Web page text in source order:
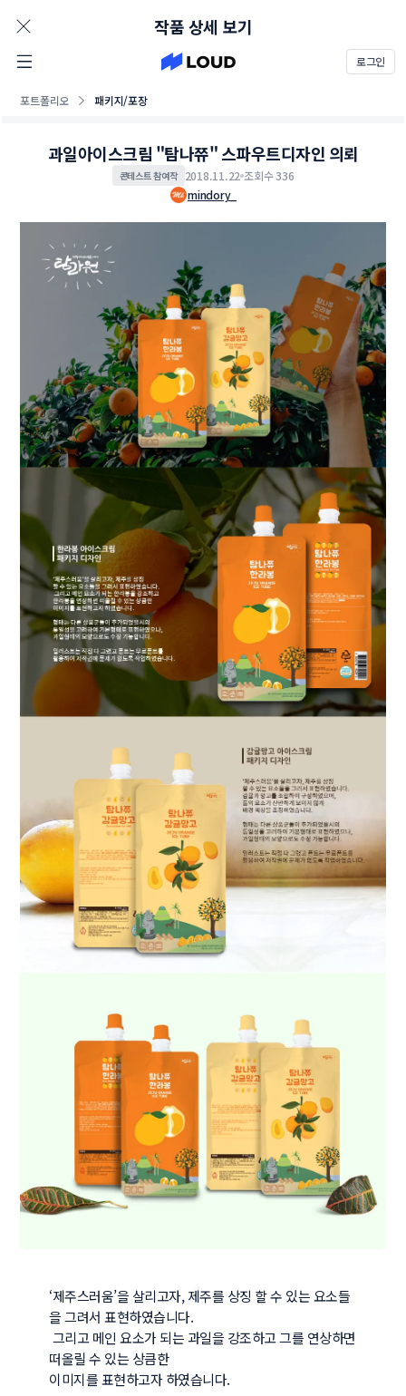
로그인
포트폴리오 패키지/포장
작품 상세 보기
과일아이스크림 "탐나쮸" 스파우트디자인 의뢰
콘테스트 참여작 2018.11.22 조회수 336
mindory_
‘제주스러움’을 살리고자, 제주를 상징 할 수 있는 요소들
을 그려서 표현하였습니다.
떠올릴 수 있는 상큼한
이미지를 표현하고자 하였습니다.